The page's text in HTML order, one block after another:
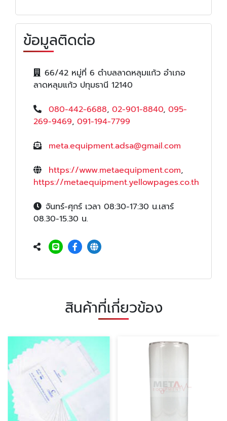
ข้อมูลติดต่อ
66/42 หมู่ที่ 6 ตำบลลาดหลุมแก้ว อำเภอ
ลาดหลุมแก้ว ปทุมธานี 12140
080-442-6688, 02-901-8840, 095-
269-9469, 091-194-7799
meta.equipment.adsa@gmail.com
https://www.metaequipment.com,
https://metaequipment.yellowpages.co.th
จันทร์-ศุกร์ เวลา 08:30-17:30 น.เสาร์
08.30-15.30 น.
สินค้าที่เกี่ยวข้อง